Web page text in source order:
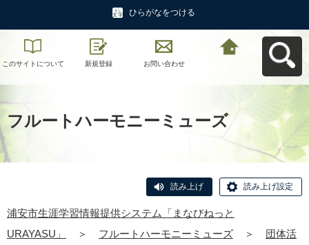
ひらがなをつける
このサイトについて 新規登録 お問い合わせ
フルートハーモニーミューズ
読み上げ 読み上げ設定
浦安市生涯学習情報提供システム「まなびねっと
URAYASU」
＞ フルートハーモニーミューズ ＞
団体活